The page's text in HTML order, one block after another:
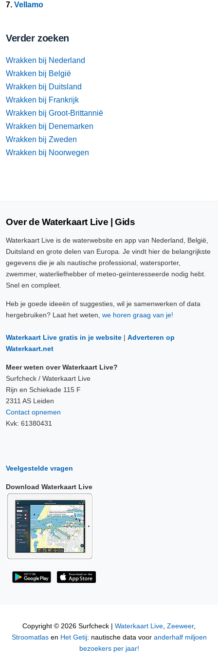
7. Vellamo
Verder zoeken
Wrakken bij Nederland
Wrakken bij België
Wrakken bij Duitsland
Wrakken bij Frankrijk
Wrakken bij Groot-Brittannië
Wrakken bij Denemarken
Wrakken bij Zweden
Wrakken bij Noorwegen
Over de Waterkaart Live | Gids
Waterkaart Live is de waterwebsite en app van Nederland, België,
Duitsland en grote delen van Europa. Je vindt hier de belangrijkste
gegevens die je als nautische professional, watersporter,
zwemmer, waterliefhebber of meteo-geïnteresseerde nodig hebt.
Snel en compleet.
Heb je goede ideeën of suggesties, wil je samenwerken of data
hergebruiken? Laat het weten, we horen graag van je!
Waterkaart Live gratis in je website | Adverteren op
Waterkaart.net
Meer weten over Waterkaart Live?
Surfcheck / Waterkaart Live
Rijn en Schiekade 115 F
2311 AS Leiden
Contact opnemen
Kvk: 61380431
Veelgestelde vragen
Download Waterkaart Live
Copyright © 2026 Surfcheck | Waterkaart Live, Zeeweer,
Stroomatlasen Het Getij: nautische data voor anderhalf miljoen
bezoekers per jaar!